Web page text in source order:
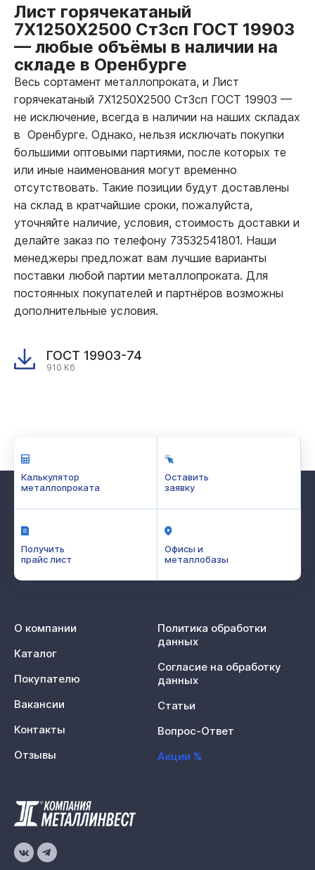
Лист горячекатаный
7Х1250Х2500 Ст3сп ГОСТ 19903
— любые объёмы в наличии на
складе в Оренбурге
Весь сортамент металлопроката, и Лист
горячекатаный 7Х1250Х2500 Ст3сп ГОСТ 19903 —
не исключение, всегда в наличии на наших складах
в Оренбурге. Однако, нельзя исключать покупки
большими оптовыми партиями, после которых те
или иные наименования могут временно
отсутствовать. Такие позиции будут доставлены
на склад в кратчайшие сроки, пожалуйста,
уточняйте наличие, условия, стоимость доставки и
делайте заказ по телефону 73532541801. Наши
менеджеры предложат вам лучшие варианты
поставки любой партии металлопроката. Для
постоянных покупателей и партнёров возможны
дополнительные условия.
ГОСТ 19903-74
910 Кб
Калькулятор
металлопроката
Оставить
заявку
Получить
прайс лист
Офисы и
металлобазы
О компании
Каталог
Покупателю
Вакансии
Контакты
Отзывы
Политика обработки
данных
Согласие на обработку
данных
Статьи
Вопрос-Ответ
Акции %